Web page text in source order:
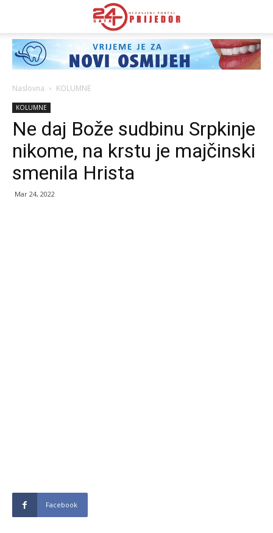
Naslovna KOLUMNE
KOLUMNE
Ne daj Bože sudbinu Srpkinje
nikome, na krstu je majčinski
smenila Hrista
Mar 24, 2022
Facebook